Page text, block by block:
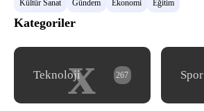
Kültür Sanat
Gündem Ekonomi Eğitim
Kategoriler
x
Teknoloji 267 Spor